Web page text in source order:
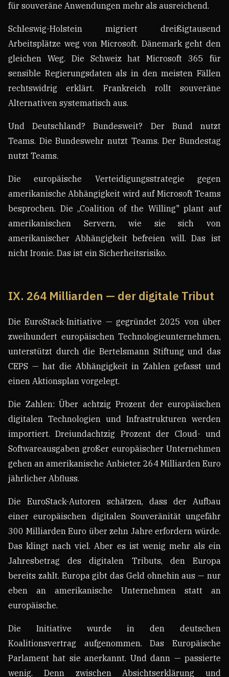
für souveräne Anwendungen mehr als ausreichend.
Schleswig-Holstein migriert dreißigtausend
Arbeitsplätze weg von Microsoft. Dänemark geht den
gleichen Weg. Die Schweiz hat Microsoft 365 für
sensible Regierungsdaten als in den meisten Fällen
rechtswidrig erklärt. Frankreich rollt souveräne
Alternativen systematisch aus.
Und Deutschland? Bundesweit? Der Bund nutzt
Teams. Die Bundeswehr nutzt Teams. Der Bundestag
nutzt Teams.
Die europäische Verteidigungsstrategie gegen
amerikanische Abhängigkeit wird auf Microsoft Teams
besprochen. Die „Coalition of the Willing" plant auf
amerikanischen Servern, wie sie sich von
amerikanischer Abhängigkeit befreien will. Das ist
nicht Ironie. Das ist ein Sicherheitsrisiko.
IX. 264 Milliarden — der digitale Tribut
Die EuroStack-Initiative — gegründet 2025 von über
zweihundert europäischen Technologieunternehmen,
unterstützt durch die Bertelsmann Stiftung und das
CEPS — hat die Abhängigkeit in Zahlen gefasst und
einen Aktionsplan vorgelegt.
Die Zahlen: Über achtzig Prozent der europäischen
digitalen Technologien und Infrastrukturen werden
importiert. Dreiundachtzig Prozent der Cloud- und
Softwareausgaben großer europäischer Unternehmen
gehen an amerikanische Anbieter. 264 Milliarden Euro
jährlicher Abfluss.
Die EuroStack-Autoren schätzen, dass der Aufbau
einer europäischen digitalen Souveränität ungefähr
300 Milliarden Euro über zehn Jahre erfordern würde.
Das klingt nach viel. Aber es ist wenig mehr als ein
Jahresbetrag des digitalen Tributs, den Europa
bereits zahlt. Europa gibt das Geld ohnehin aus — nur
eben an amerikanische Unternehmen statt an
europäische.
Die Initiative wurde in den deutschen
Koalitionsvertrag aufgenommen. Das Europäische
Parlament hat sie anerkannt. Und dann — passierte
wenig. Denn zwischen Absichtserklärung und